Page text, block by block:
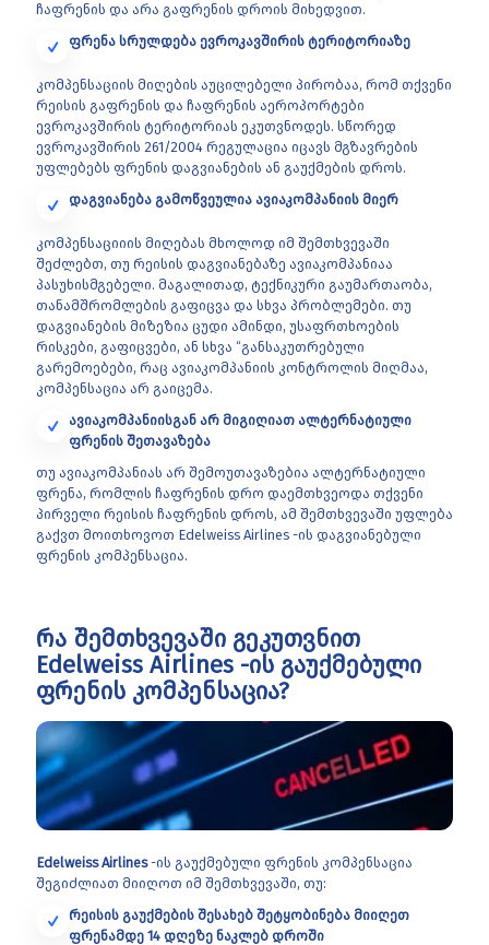
ჩაფრენის და არა გაფრენის დროის მიხედვით.
ფრენა სრულდება ევროკავშირის ტერიტორიაზე
კომპენსაციის მიღების აუცილებელი პირობაა, რომ თქვენი
რეისის გაფრენის და ჩაფრენის აეროპორტები
ევროკავშირის ტერიტორიას ეკუთვნოდეს. სწორედ
ევროკავშირის 261/2004 რეგულაცია იცავს მგზავრების
უფლებებს ფრენის დაგვიანების ან გაუქმების დროს.
დაგვიანება გამოწვეულია ავიაკომპანიის მიერ
კომპენსაციიის მიღებას მხოლოდ იმ შემთხვევაში
შეძლებთ, თუ რეისის დაგვიანებაზე ავიაკომპანიაა
პასუხისმგებელი. მაგალითად, ტექნიკური გაუმართაობა,
თანამშრომლების გაფიცვა და სხვა პრობლემები. თუ
დაგვიანების მიზეზია ცუდი ამინდი, უსაფრთხოების
რისკები, გაფიცვები, ან სხვა “განსაკუთრებული
გარემოებები, რაც ავიაკომპანიის კონტროლის მიღმაა,
კომპენსაცია არ გაიცემა.
ავიაკომპანიისგან არ მიგიღიათ ალტერნატიული
ფრენის შეთავაზება
თუ ავიაკომპანიას არ შემოუთავაზებია ალტერნატიული
ფრენა, რომლის ჩაფრენის დრო დაემთხვეოდა თქვენი
პირველი რეისის ჩაფრენის დროს, ამ შემთხვევაში უფლება
გაქვთ მოითხოვოთ Edelweiss Airlines -ის დაგვიანებული
ფრენის კომპენსაცია.
რა შემთხვევაში გეკუთვნით
Edelweiss Airlines -ის გაუქმებული
ფრენის კომპენსაცია?
Edelweiss Airlines-ის გაუქმებული ფრენის კომპენსაცია
შეგიძლიათ მიიღოთ იმ შემთხვევაში, თუ:
რეისის გაუქმების შესახებ შეტყობინება მიიღეთ
ფრენამდე 14 დღეზე ნაკლებ დროში